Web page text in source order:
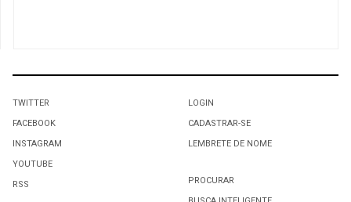
TWITTER
FACEBOOK
INSTAGRAM
YOUTUBE
RSS
LOGIN
CADASTRAR-SE
LEMBRETE DE NOME
PROCURAR